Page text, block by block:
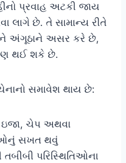
પ્રવાહ અટકી જાય
લાગે છે. તે સામાન્ય રીતે
અંગૂઠાને અસર કરે છે,
થઈ શકે છે.
સમાવેશ થાય છે:
ઇજા, ચેપ અથવા
સખત થવું
પરિસ્થિતિઓના